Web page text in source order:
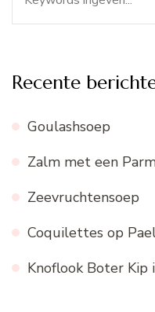
naar:
Recente
Goulashsoep
Zalm met een
Zeevruchtensoep
Coquilettes op
Knoflook Boter Kip